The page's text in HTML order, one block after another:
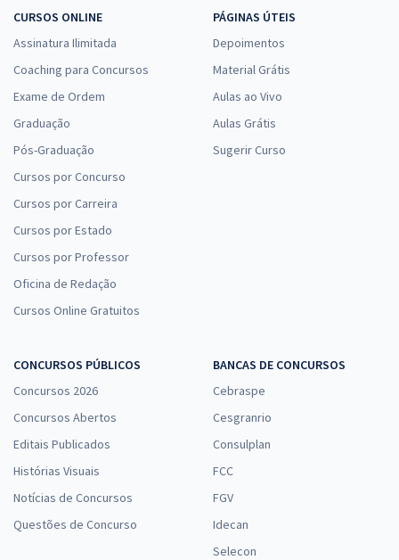
CURSOS ONLINE
Assinatura Ilimitada
Coaching para Concursos
Exame de Ordem
Graduação
Pós-Graduação
Cursos por Concurso
Cursos por Carreira
Cursos por Estado
Cursos por Professor
Oficina de Redação
Cursos Online Gratuitos
PÁGINAS ÚTEIS
Depoimentos
Material Grátis
Aulas ao Vivo
Aulas Grátis
Sugerir Curso
CONCURSOS PÚBLICOS
Concursos 2026
Concursos Abertos
Editais Publicados
Histórias Visuais
Notícias de Concursos
Questões de Concurso
BANCAS DE CONCURSOS
Cebraspe
Cesgranrio
Consulplan
FCC
FGV
Idecan
Selecon